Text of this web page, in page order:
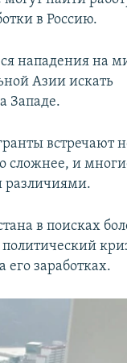
в Россию.
нападения на
Азии искать
Западе.
встречают
сложнее, и
различиями.
в поисках
заработках.